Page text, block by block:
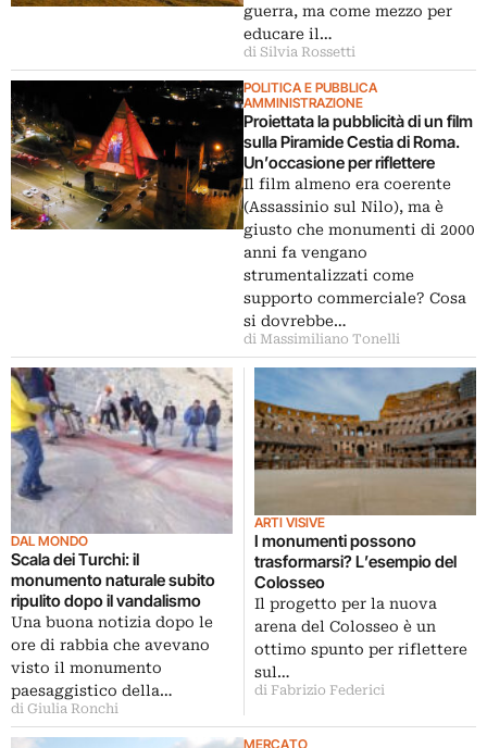
guerra, ma come mezzo per
educare il…
di Silvia Rossetti
POLITICA E PUBBLICA
AMMINISTRAZIONE
Proiettata la pubblicità di un film
sulla Piramide Cestia di Roma.
Un’occasione per riflettere
Il film almeno era coerente
(Assassinio sul Nilo), ma è
giusto che monumenti di 2000
anni fa vengano
strumentalizzati come
supporto commerciale? Cosa
si dovrebbe…
di Massimiliano Tonelli
DAL MONDO
Scala dei Turchi: il
monumento naturale subito
ripulito dopo il vandalismo
Una buona notizia dopo le
ore di rabbia che avevano
visto il monumento
paesaggistico della…
di Giulia Ronchi
ARTI VISIVE
I monumenti possono
trasformarsi? L’esempio del
Colosseo
Il progetto per la nuova
arena del Colosseo è un
ottimo spunto per riflettere
sul…
di Fabrizio Federici
MERCATO